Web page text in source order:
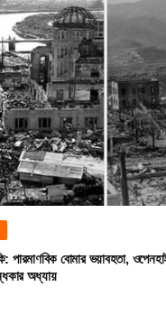
পারমাণবিক বোমার ভয়াবহতা,
অধ্যায়